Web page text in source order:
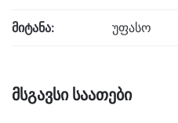
მიტანა: უფასო
მსგავსი საათები